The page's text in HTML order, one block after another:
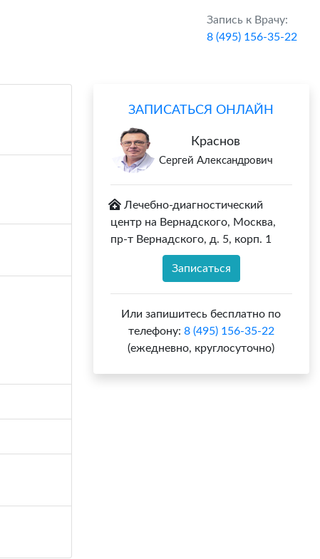
Запись к Врачу:
8 (495) 156-35-22
ЗАПИСАТЬСЯ ОНЛАЙН
Краснов
Сергей Александрович
Лечебно-диагностический
центр на Вернадского, Москва,
пр-т Вернадского, д. 5, корп. 1
Записаться
Или запишитесь бесплатно по
телефону: 8 (495) 156-35-22
(ежедневно, круглосуточно)